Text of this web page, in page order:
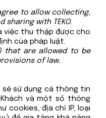
to allow collecting,
sharing with TEKO.
việc thu thập được cho
của pháp luật.
that are allowed to be
of law.
sẽ sử dụng cả thông tin
và một số thông
cookies, địa chỉ IP, loại